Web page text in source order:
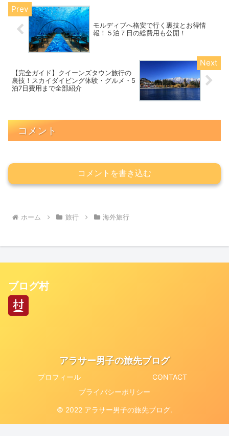
モルディブへ格安で行く裏技とお得情
報！５泊７日の総費用も公開！
【完全ガイド】クイーンズタウン旅行の
裏技！スカイダイビング体験・グルメ・5
泊7日費用まで全部紹介
コメント
コメントを書き込む
ホーム 旅行 海外旅行
ブログ村
アラサー男子の旅先ブログ
プロフィール
CONTACT
プライバシーポリシー
© 2022 アラサー男子の旅先ブログ.